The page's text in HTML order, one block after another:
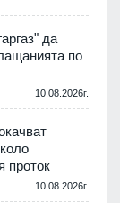
да
по
10.08.2026г.
проток
10.08.2026г.